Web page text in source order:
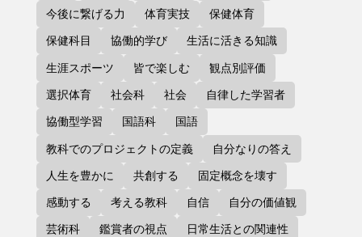
今後に繋げる力
体育実技
保健体育
保健科目
協働的学び
生活に活きる知識
生涯スポーツ
皆で楽しむ
観点別評価
選択体育
社会科 社会
自律した学習者
協働型学習
国語科
国語
教科でのプロジェクトの定義
自分なりの答え
人生を豊かに
共創する
固定概念を壊す
感動する
考える教科 自信
自分の価値観
芸術科
鑑賞者の視点
日常生活との関連性